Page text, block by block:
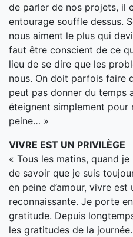
de parler de nos projets, il
entourage souffle dessus.
nous aiment le plus qui
faut être conscient de ce
lieu de se dire que les
nous. On doit parfois faire
peut pas donner du temps
éteignent simplement pour
peine… »
VIVRE EST UN PRIVILÈGE
« Tous les matins, quand
de savoir que je suis
en peine d’amour, vivre est
reconnaissante. Je porte
gratitude. Depuis
les gratitudes de la